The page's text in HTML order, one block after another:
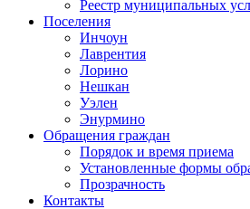
Реестр муниципальных
Поселения
Инчоун
Лаврентия
Лорино
Нешкан
Уэлен
Энурмино
Обращения граждан
Порядок и время приема
Установленные формы
Прозрачность
Контакты